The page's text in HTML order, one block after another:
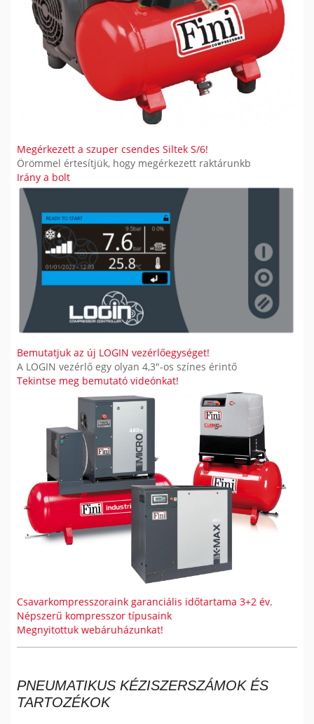
Megérkezett a szuper csendes Siltek S/6!
Örömmel értesítjük, hogy megérkezett raktárunkb
Irány a bolt
Bemutatjuk az új LOGIN vezérlőegységet!
A LOGIN vezérlő egy olyan 4,3"-os színes érintő
Tekintse meg bemutató videónkat!
Csavarkompresszoraink garanciális időtartama 3+2 év.
Népszerű kompresszor típusaink
Megnyitottuk webáruházunkat!
PNEUMATIKUS KÉZISZERSZÁMOK ÉS
TARTOZÉKOK